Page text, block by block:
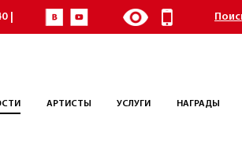
|
АРТИСТЫ УСЛУГИ НАГРАДЫ